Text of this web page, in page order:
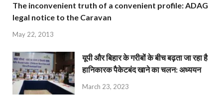
The inconvenient truth of a convenient profile: ADAG
legal notice to the Caravan
May 22, 2013
यूपी और बिहार के गरीबों के बीच बढ़ता जा रहा है
हानिकारक पैकेटबंद खाने का चलन: अध्ययन
March 23, 2023